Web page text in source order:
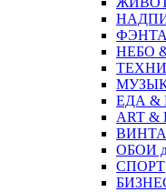
НЕБО
ЕДА &
ART
ОБОИ
СПОРТ